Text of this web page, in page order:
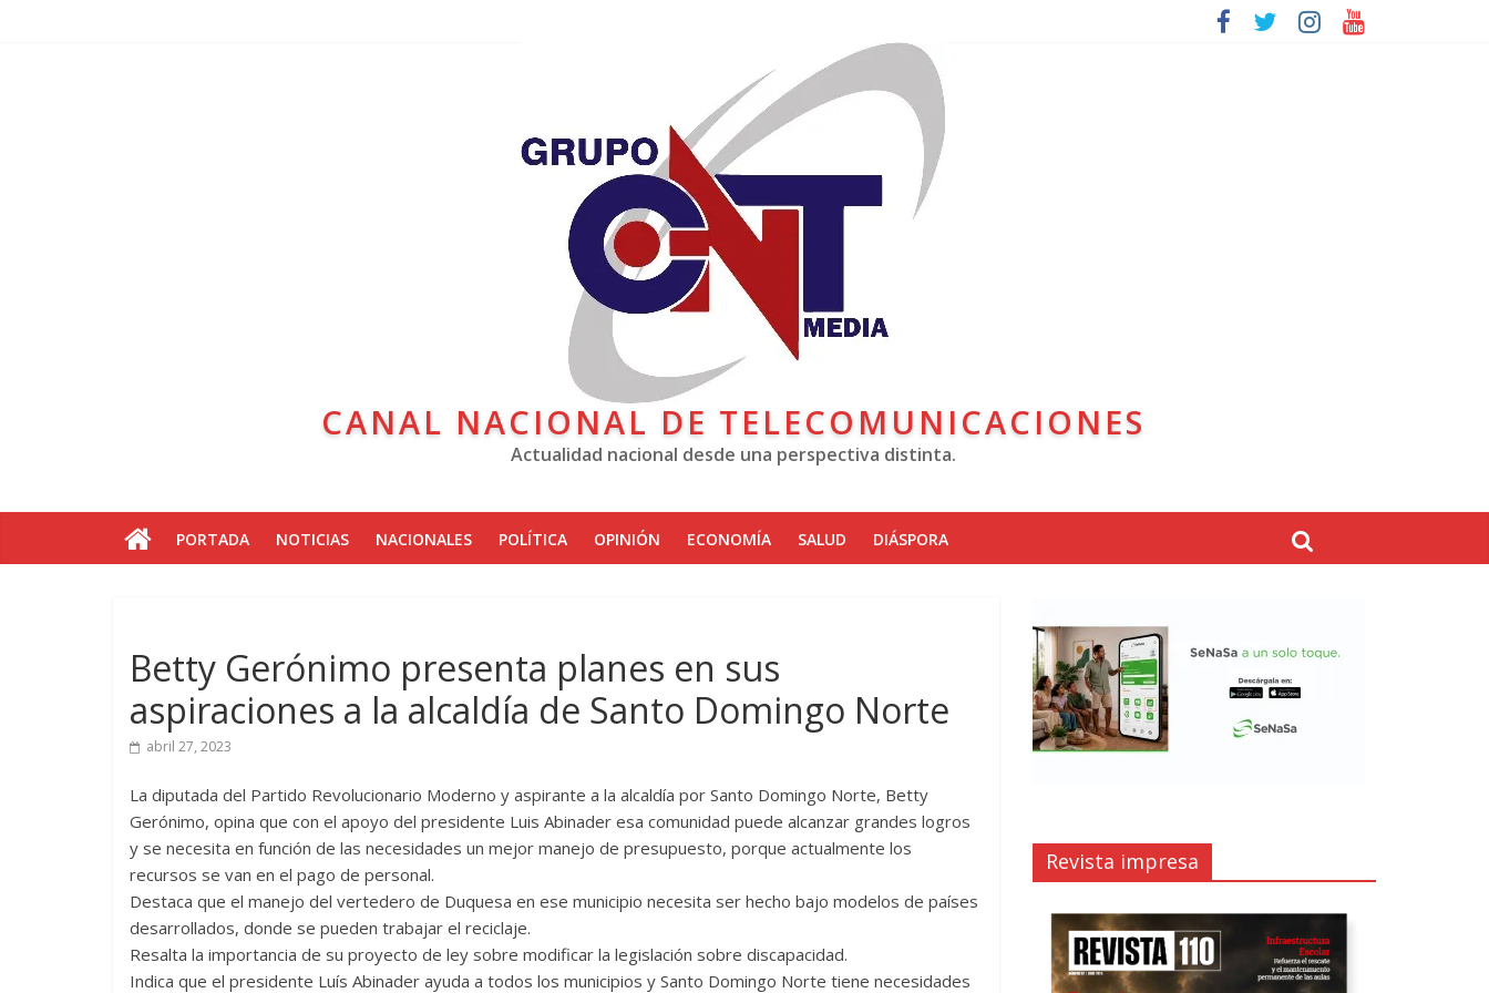
CANAL NACIONAL DE TELECOMUNICACIONES
Actualidad nacional desde una perspectiva distinta.
PORTADA NOTICIAS NACIONALES POLÍTICA OPINIÓN ECONOMÍA SALUD DIÁSPORA
Betty Gerónimo presenta planes en sus
aspiraciones a la alcaldía de Santo Domingo Norte
abril 27, 2023
La diputada del Partido Revolucionario Moderno y aspirante a la alcaldía por Santo Domingo Norte, Betty
Gerónimo, opina que con el apoyo del presidente Luis Abinader esa comunidad puede alcanzar grandes logros
y se necesita en función de las necesidades un mejor manejo de presupuesto, porque actualmente los
recursos se van en el pago de personal.
Destaca que el manejo del vertedero de Duquesa en ese municipio necesita ser hecho bajo modelos de países
desarrollados, donde se pueden trabajar el reciclaje.
Resalta la importancia de su proyecto de ley sobre modificar la legislación sobre discapacidad.
Indica que el presidente Luís Abinader ayuda a todos los municipios y Santo Domingo Norte tiene necesidades
Revista impresa